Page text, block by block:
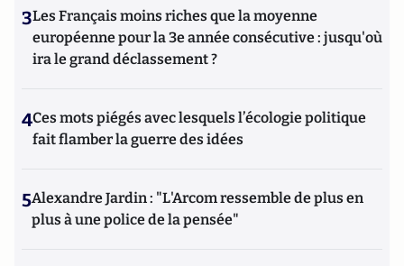
3Les Français moins riches que la moyenne
européenne pour la 3e année consécutive : jusqu'où
ira le grand déclassement ?
4Ces mots piégés avec lesquels l’écologie politique
fait flamber la guerre des idées
5Alexandre Jardin : "L'Arcom ressemble de plus en
plus à une police de la pensée"